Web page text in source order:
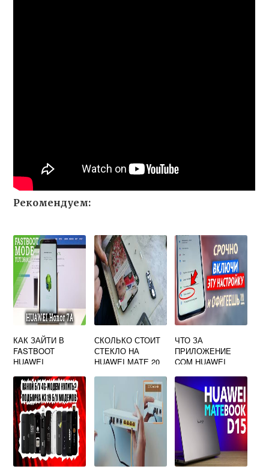
Рекомендуем:
КАК ЗАЙТИ В
FASTBOOT
HUAWEI
СКОЛЬКО СТОИТ
СТЕКЛО НА
HUAWEI МАТЕ 20
ЧТО ЗА
ПРИЛОЖЕНИЕ
COM HUAWEI